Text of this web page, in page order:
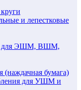
и лепестковые
для ЭШМ, ВШМ,
бумага)
для УШМ и